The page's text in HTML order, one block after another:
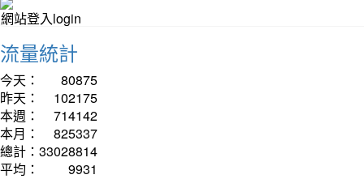
網站登入login
流量統計
今天：
80875
昨天：
102175
本週：
714142
本月：
825337
總計： 33028814
平均：
9931